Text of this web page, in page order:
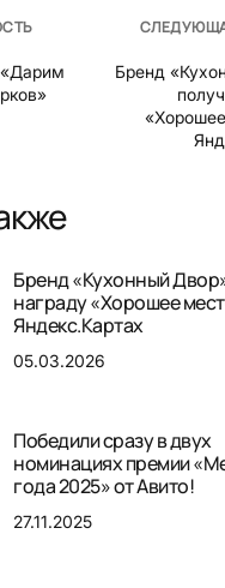
Бренд
Бренд «Кухонный
награду «Хорошее
Яндекс.Картах
05.03.2026
Победили сразу в двух
номинациях премии
года 2025» от Авито!
27.11.2025